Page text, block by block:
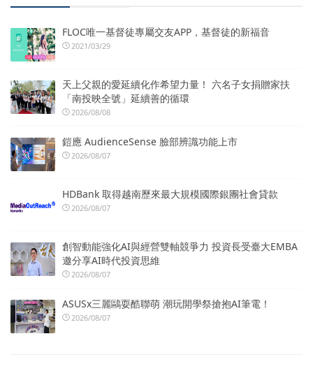
FLOC唯一基督徒專屬交友APP，基督徒的新福音
2021/03/29
天上父親的愛延續化作希望力量！ 六名子女捐贈家扶
「南投映全號」延續善的循環
2026/08/08
鎧應 AudienceSense 臉部辨識功能上市
2026/08/07
HDBank 取得越南歷來最大規模國際銀團社會貸款
2026/08/07
創智動能強化AI與經營雙軸競爭力 投資長受臺大EMBA
邀分享AI時代投資思維
2026/08/07
ASUSx三麗鷗耍酷聯萌 潮玩開學祭搶抱AI筆電！
2026/08/07